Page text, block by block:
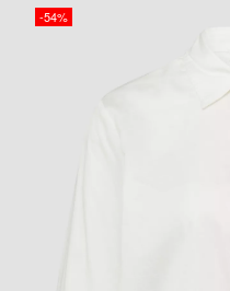
-54%